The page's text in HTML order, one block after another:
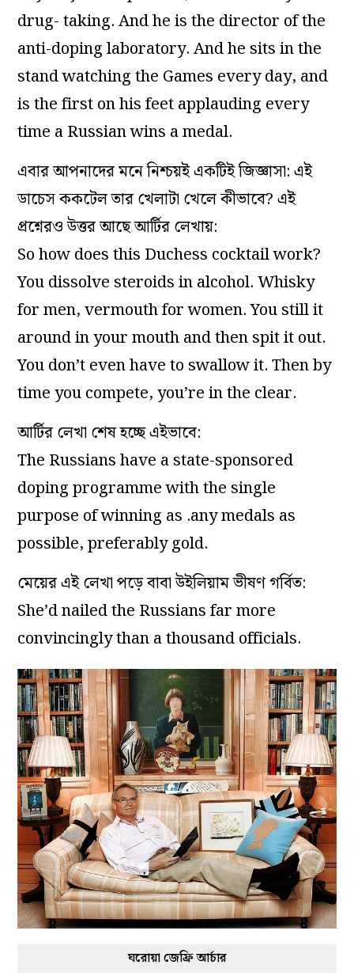
drug- taking. And he is the director of the
anti-doping laboratory. And he sits in the
stand watching the Games every day, and
is the first on his feet applauding every
time a Russian wins a medal.
এবার আপনাদের মনে নিশ্চয়ই একটিই জিজ্ঞাসা: এই
ডাচেস ককটেল তার খেলাটা খেলে কীভাবে? এই
প্রশ্নেরও উত্তর আছে আর্টির লেখায়:
So how does this Duchess cocktail work?
You dissolve steroids in alcohol. Whisky
for men, vermouth for women. You still it
around in your mouth and then spit it out.
You don’t even have to swallow it. Then by
time you compete, you’re in the clear.
আর্টির লেখা শেষ হচ্ছে এইভাবে:
The Russians have a state-sponsored
doping programme with the single
purpose of winning as .any medals as
possible, preferably gold.
মেয়ের এই লেখা পড়ে বাবা উইলিয়াম ভীষণ গর্বিত:
She’d nailed the Russians far more
convincingly than a thousand officials.
ঘরোয়া জেফ্রি আর্চার